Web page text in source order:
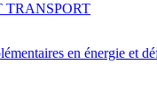
en énergie et
TRANSPORT